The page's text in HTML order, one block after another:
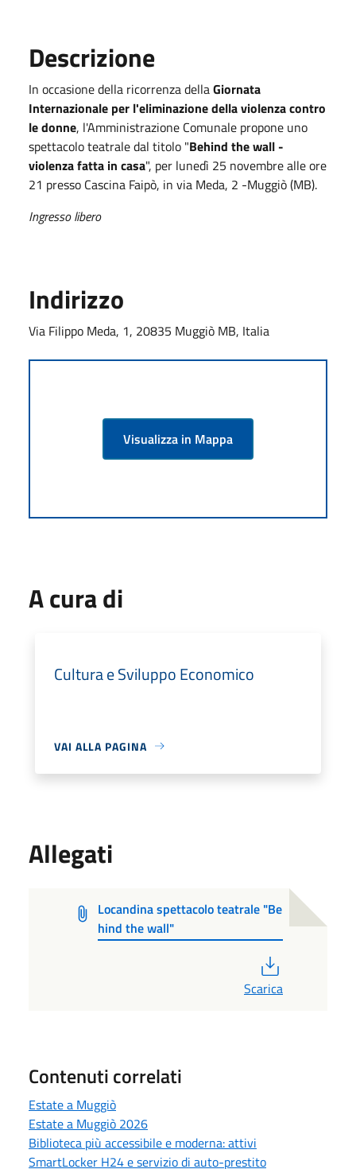
Descrizione
In occasione della ricorrenza dellaGiornata
Internazionale per l'eliminazione della violenza contro
le donne, l'Amministrazione Comunale propone uno
spettacolo teatrale dal titolo "Behind the wall -
violenza fatta in casa", per lunedì 25 novembre alle ore
21 presso Cascina Faipò, in via Meda, 2 -Muggiò (MB).
Ingresso libero
Indirizzo
Via Filippo Meda, 1, 20835 Muggiò MB, Italia
Visualizza in Mappa
A cura di
Cultura e Sviluppo Economico
VAI ALLA PAGINA
Allegati
Locandina spettacolo teatrale "Be
hind the wall"
Scarica
Contenuti correlati
Estate a Muggiò
Estate a Muggiò 2026
Biblioteca più accessibile e moderna: attivi
SmartLocker H24 e servizio di auto-prestito